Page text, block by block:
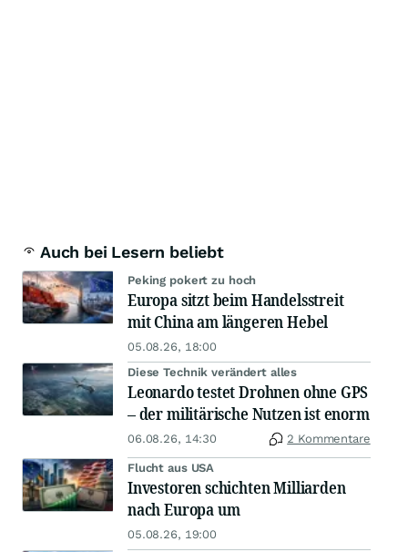
Auch bei Lesern beliebt
Peking pokert zu hoch
Europa sitzt beim Handelsstreit
mit China am längeren Hebel
05.08.26, 18:00
Diese Technik verändert alles
Leonardo testet Drohnen ohne GPS
– der militärische Nutzen ist enorm
06.08.26, 14:30 2 Kommentare
Flucht aus USA
Investoren schichten Milliarden
nach Europa um
05.08.26, 19:00